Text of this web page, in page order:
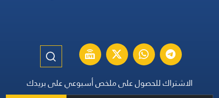
الاشتراك للحصول على ملخص أسبوعي على بريدك